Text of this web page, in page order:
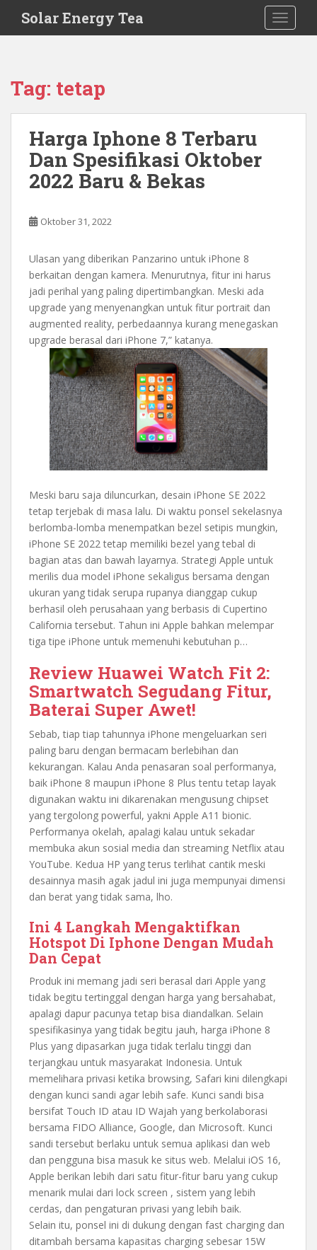
i
Solar Energy Tea
Tag: tetap
Harga Iphone 8 Terbaru
Dan Spesifikasi Oktober
2022 Baru & Bekas
Oktober 31, 2022
Ulasan yang diberikan Panzarino untuk iPhone 8
berkaitan dengan kamera. Menurutnya, fitur ini harus
jadi perihal yang paling dipertimbangkan. Meski ada
upgrade yang menyenangkan untuk fitur portrait dan
augmented reality, perbedaannya kurang menegaskan
upgrade berasal dari iPhone 7,” katanya.
Meski baru saja diluncurkan, desain iPhone SE 2022
tetap terjebak di masa lalu. Di waktu ponsel sekelasnya
berlomba-lomba menempatkan bezel setipis mungkin,
iPhone SE 2022 tetap memiliki bezel yang tebal di
bagian atas dan bawah layarnya. Strategi Apple untuk
merilis dua model iPhone sekaligus bersama dengan
ukuran yang tidak serupa rupanya dianggap cukup
berhasil oleh perusahaan yang berbasis di Cupertino
California tersebut. Tahun ini Apple bahkan melempar
tiga tipe iPhone untuk memenuhi kebutuhan p…
Review Huawei Watch Fit 2:
Smartwatch Segudang Fitur,
Baterai Super Awet!
Sebab, tiap tiap tahunnya iPhone mengeluarkan seri
paling baru dengan bermacam berlebihan dan
kekurangan. Kalau Anda penasaran soal performanya,
baik iPhone 8 maupun iPhone 8 Plus tentu tetap layak
digunakan waktu ini dikarenakan mengusung chipset
yang tergolong powerful, yakni Apple A11 bionic.
Performanya okelah, apalagi kalau untuk sekadar
membuka akun sosial media dan streaming Netflix atau
YouTube. Kedua HP yang terus terlihat cantik meski
desainnya masih agak jadul ini juga mempunyai dimensi
dan berat yang tidak sama, lho.
Ini 4 Langkah Mengaktifkan
Hotspot Di Iphone Dengan Mudah
Dan Cepat
Produk ini memang jadi seri berasal dari Apple yang
tidak begitu tertinggal dengan harga yang bersahabat,
apalagi dapur pacunya tetap bisa diandalkan. Selain
spesifikasinya yang tidak begitu jauh, harga iPhone 8
Plus yang dipasarkan juga tidak terlalu tinggi dan
terjangkau untuk masyarakat Indonesia. Untuk
memelihara privasi ketika browsing, Safari kini dilengkapi
dengan kunci sandi agar lebih safe. Kunci sandi bisa
bersifat Touch ID atau ID Wajah yang berkolaborasi
bersama FIDO Alliance, Google, dan Microsoft. Kunci
sandi tersebut berlaku untuk semua aplikasi dan web
dan pengguna bisa masuk ke situs web. Melalui iOS 16,
Apple berikan lebih dari satu fitur-fitur baru yang cukup
menarik mulai dari lock screen , sistem yang lebih
cerdas, dan pengaturan privasi yang lebih baik.
Selain itu, ponsel ini di dukung dengan fast charging dan
ditambah bersama kapasitas charging sebesar 15W